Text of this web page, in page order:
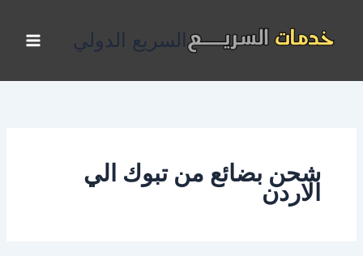
المحتوى
السريع الدولي
شحن بضائع من تبوك الي
الاردن